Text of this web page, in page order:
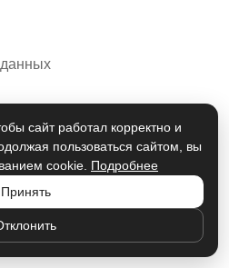
сайт работал корректно и
пользоваться сайтом, вы
cookie. Подробнее
Принять